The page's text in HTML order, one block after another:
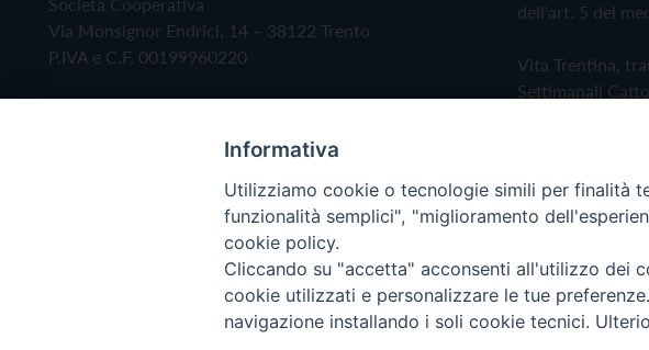
Via Monsignor Endrici, 14 – 38122 Trento
P.IVA e C.F. 00199960220
dell'art. 5 del
Vita Trentina,
Settimanali
Privacy Policy
Copyright © 2019 - Tutti i diritti riservati - Vita Trentina Editrice
Informativa
Utilizziamo cookie o tecnologie simili per finalità
funzionalità semplici", "miglioramento
cookie policy.
Cliccando su "accetta" acconsenti all'utilizzo dei
cookie utilizzati e personalizzare le tue
navigazione installando i soli cookie tecnici.